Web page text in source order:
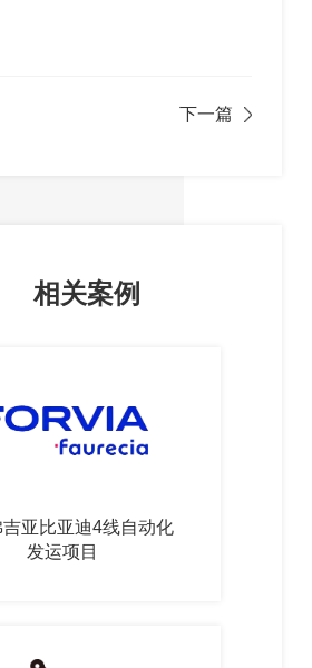
下一篇
相关案例
吉亚比亚迪4线自动化
发运项目